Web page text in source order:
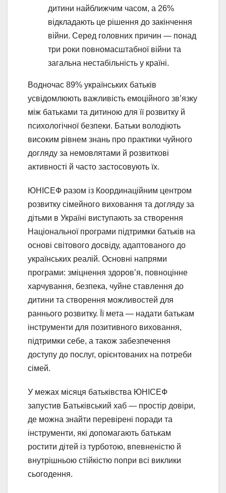
дитини найближчим часом, а 26%
відкладають це рішення до закінчення
війни. Серед головних причин — понад
три роки повномасштабної війни та
загальна нестабільність у країні.
Водночас 89% українських батьків
усвідомлюють важливість емоційного зв’язку
між батьками та дитиною для її розвитку й
психологічної безпеки. Батьки володіють
високим рівнем знань про практики чуйного
догляду за немовлятами й розвиткові
активності й часто застосовують їх.
ЮНІСЕФ разом із Координаційним центром
розвитку сімейного виховання та догляду за
дітьми в Україні виступають за створення
Національної програми підтримки батьків на
основі світового досвіду, адаптованого до
українських реалій. Основні напрями
програми: зміцнення здоров’я, повноцінне
харчування, безпека, чуйне ставлення до
дитини та створення можливостей для
раннього розвитку. Її мета — надати батькам
інструменти для позитивного виховання,
підтримки себе, а також забезпечення
доступу до послуг, орієнтованих на потреби
сімей.
У межах місяця батьківства ЮНІСЕФ
запустив Батьківський хаб — простір довіри,
де можна знайти перевірені поради та
інструменти, які допомагають батькам
ростити дітей із турботою, впевненістю й
внутрішньою стійкістю попри всі виклики
сьогодення.